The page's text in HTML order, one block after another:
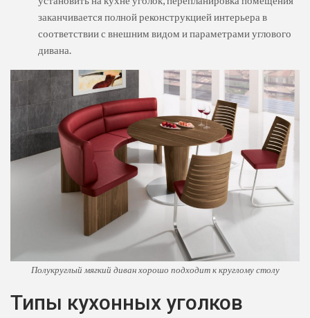
заканчивается полной реконструкцией интерьера в
соответствии с внешним видом и параметрами углового
дивана.
Полукруглый мягкий диван хорошо подходит к круглому столу
Типы кухонных уголков